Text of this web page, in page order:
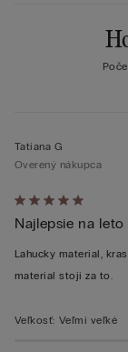
Hodnotenie:
5
z 5
Tatiana G
Overený nákupca
Najlepsie na leto
Lahucky material,
material stoji za to.
Veľkosť: Veľmi veľké